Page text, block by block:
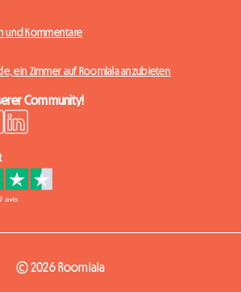
und Kommentare
ein Zimmer auf Roomlala anzubieten
Community!
© 2026 Roomlala